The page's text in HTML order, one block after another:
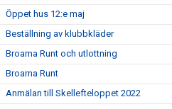
Öppet hus 12:e maj
Beställning av klubbkläder
Broarna Runt och utlottning
Broarna Runt
Anmälan till Skellefteloppet 2022